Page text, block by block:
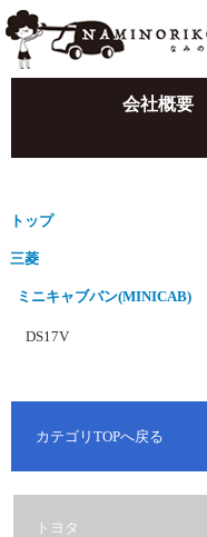
会社概要
トップ
三菱
ミニキャブバン(MINICAB)
DS17V
カテゴリTOPへ戻る
トヨタ